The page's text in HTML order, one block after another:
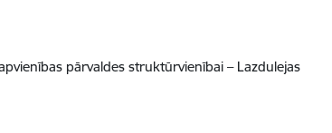
pārvaldes struktūrvienībai – Lazdulejas